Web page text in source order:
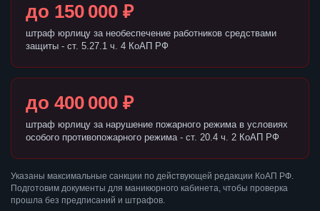
до 150 000 ₽
штраф юрлицу за необеспечение работников средствами
защиты - ст. 5.27.1 ч. 4 КоАП РФ
до 400 000 ₽
штраф юрлицу за нарушение пожарного режима в условиях
особого противопожарного режима - ст. 20.4 ч. 2 КоАП РФ
Указаны максимальные санкции по действующей редакции КоАП РФ.
Подготовим документы для маникюрного кабинета, чтобы проверка
прошла без предписаний и штрафов.